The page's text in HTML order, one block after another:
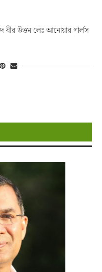
বীর উত্তম লেঃ আনোয়ার গার্লস